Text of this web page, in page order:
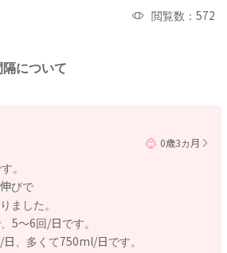
閲覧数：572
隔について
0歳3カ月
。
びで
ました。
5〜6回/日です。
、多くて750ml/日です。